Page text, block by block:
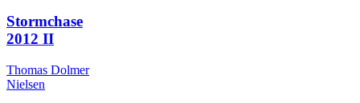
Stormchase
2012 II
Thomas Dolmer
Nielsen